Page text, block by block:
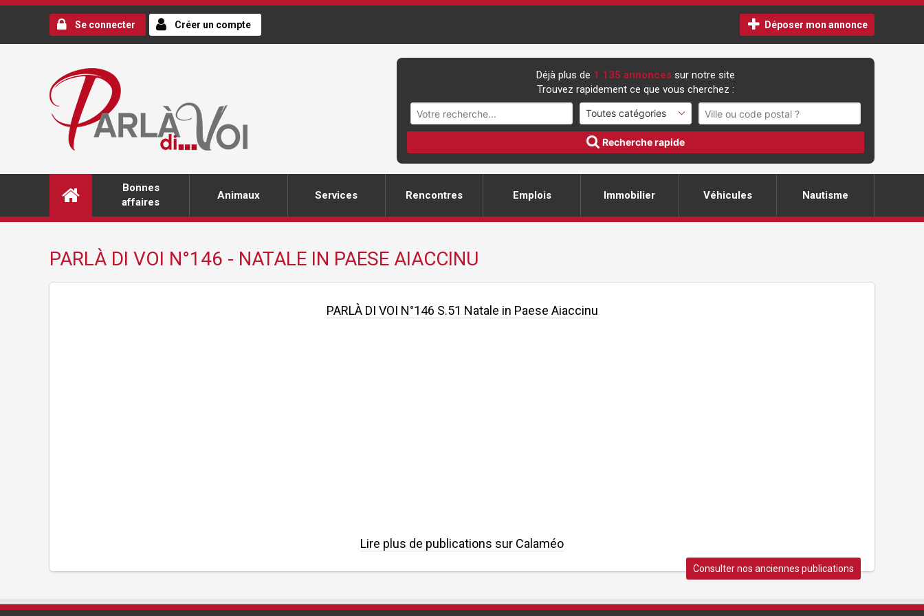
Se connecter Créer un compte Déposer mon annonce
Déjà plus de 1 135 annonces sur notre site
Trouvez rapidement ce que vous cherchez :
Recherche rapide
Bonnes
affaires
Animaux Services Rencontres Emplois Immobilier Véhicules Nautisme
PARLÀ DI VOI N°146 - NATALE IN PAESE AIACCINU
PARLÀ DI VOI N°146 S.51 Natale in Paese Aiaccinu
Lire plus de publications sur Calaméo
Consulter nos anciennes publications